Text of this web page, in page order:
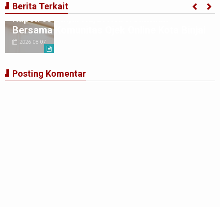
Berita Terkait
Kapolres Binjai Rajut Kebersamaan
Bersama Komunitas Ojek Online Kota Binjai
2026-08-07
Posting Komentar